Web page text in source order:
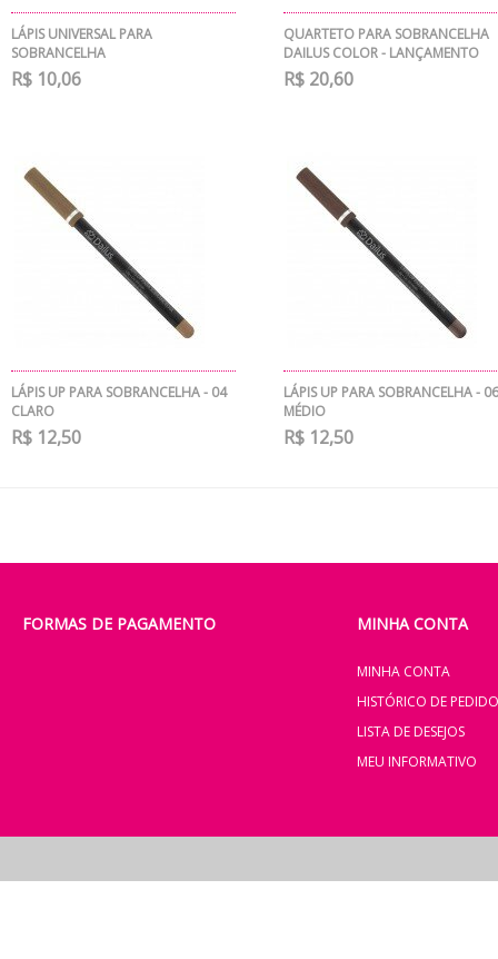
LÁPIS UNIVERSAL PARA
SOBRANCELHA
R$ 10,06
QUARTETO PARA SOBRANCELHA
DAILUS COLOR - LANÇAMENTO
R$ 20,60
LÁPIS UP PARA SOBRANCELHA - 04
CLARO
R$ 12,50
LÁPIS UP PARA SOBRANCELHA - 06
MÉDIO
R$ 12,50
FORMAS DE PAGAMENTO MINHA CONTA
MINHA CONTA
HISTÓRICO DE
LISTA DE DESEJOS
MEU INFORMATIVO